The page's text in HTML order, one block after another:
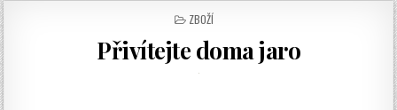
POSTED
ZBOŽÍ
Přivítejte doma jaro